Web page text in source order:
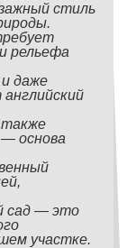
стиль
рельефа
даже
также
основа
сад — это
участке.